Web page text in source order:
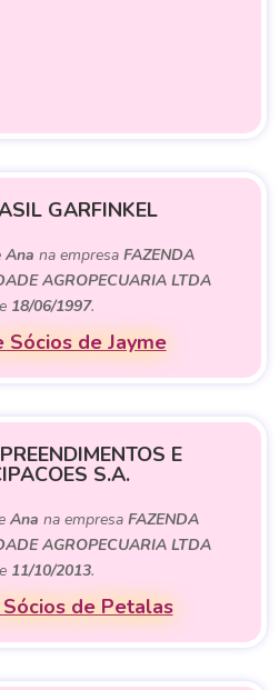
GARFINKEL
Ana na empresa FAZENDA
AGROPECUARIA LTDA
18/06/1997.
Sócios de Jayme
E
S.A.
Ana na empresa FAZENDA
AGROPECUARIA LTDA
11/10/2013.
de Petalas